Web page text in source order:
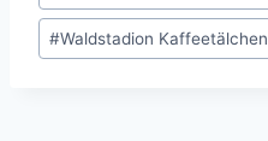
#Waldstadion Kaffeetälchen